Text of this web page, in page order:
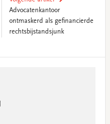
Advocatenkantoor
ontmaskerd als gefinancierde
rechtsbijstandsjunk